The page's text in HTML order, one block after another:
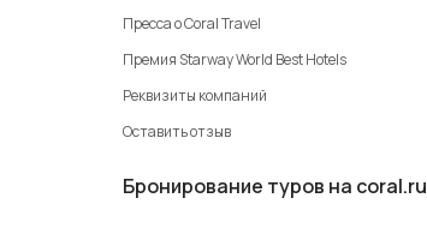
Пресса о Coral Travel
Премия Starway World Best Hotels
Реквизиты компаний
Оставить отзыв
Бронирование туров на coral.ru